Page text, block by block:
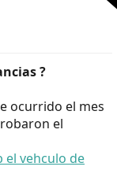
cebolleta)
?
ocurrido el mes
el
vehculo de